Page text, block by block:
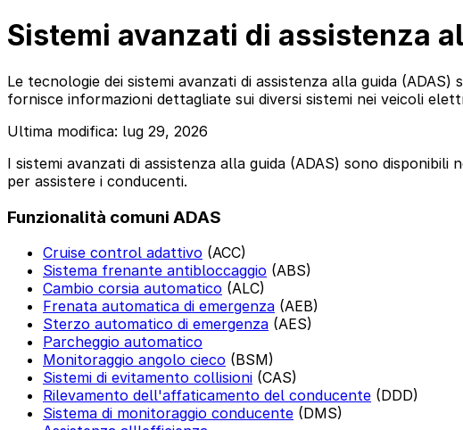
Sistemi avanzati di assistenza
Le tecnologie dei sistemi avanzati di assistenza alla guida
fornisce informazioni dettagliate sui diversi sistemi nei veicoli
Ultima modifica: lug 29, 2026
I sistemi avanzati di assistenza alla guida (ADAS) sono
per assistere i conducenti.
Funzionalità comuni ADAS
Cruise control adattivo (ACC)
Sistema frenante antibloccaggio (ABS)
Cambio corsia automatico (ALC)
Frenata automatica di emergenza (AEB)
Sterzo automatico di emergenza (AES)
Parcheggio automatico
Monitoraggio angolo cieco (BSM)
Sistemi di evitamento collisioni (CAS)
Rilevamento dell'affaticamento del conducente (DDD)
Sistema di monitoraggio conducente (DMS)